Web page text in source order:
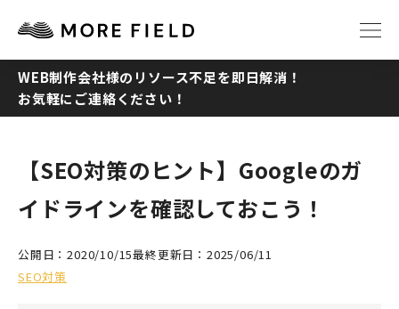
TOP
SERVICE WORKS
Q&A RECRUIT
NEWS
WEB制作会社様のリソース不足を即日解消！
お気軽にご連絡ください！
【SEO対策のヒント】Googleのガ
イドラインを確認しておこう！
公開日：2020/10/15最終更新日：2025/06/11
SEO対策